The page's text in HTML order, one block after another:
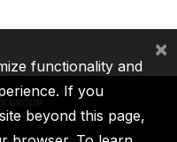
functionality and
If you
beyond this page,
×